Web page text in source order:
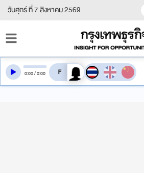
วันศุกร์ ที่ 7 สิงหาคม 2569
0:00/0:00 สลับเสียงอ่าน